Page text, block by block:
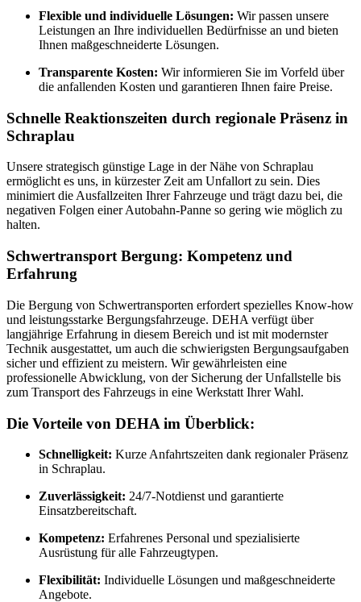
Flexible und individuelle Lösungen: Wir passen unsere
Leistungen an Ihre individuellen Bedürfnisse an und bieten
Ihnen maßgeschneiderte Lösungen.
Transparente Kosten: Wir informieren Sie im Vorfeld über
die anfallenden Kosten und garantieren Ihnen faire Preise.
Schnelle Reaktionszeiten durch regionale Präsenz in
Schraplau
Unsere strategisch günstige Lage in der Nähe von Schraplau
ermöglicht es uns, in kürzester Zeit am Unfallort zu sein. Dies
minimiert die Ausfallzeiten Ihrer Fahrzeuge und trägt dazu bei, die
negativen Folgen einer Autobahn-Panne so gering wie möglich zu
halten.
Schwertransport Bergung: Kompetenz und
Erfahrung
Die Bergung von Schwertransporten erfordert spezielles Know-how
und leistungsstarke Bergungsfahrzeuge. DEHA verfügt über
langjährige Erfahrung in diesem Bereich und ist mit modernster
Technik ausgestattet, um auch die schwierigsten Bergungsaufgaben
sicher und effizient zu meistern. Wir gewährleisten eine
professionelle Abwicklung, von der Sicherung der Unfallstelle bis
zum Transport des Fahrzeugs in eine Werkstatt Ihrer Wahl.
Die Vorteile von DEHA im Überblick:
Schnelligkeit: Kurze Anfahrtszeiten dank regionaler Präsenz
in Schraplau.
Zuverlässigkeit: 24/7-Notdienst und garantierte
Einsatzbereitschaft.
Kompetenz: Erfahrenes Personal und spezialisierte
Ausrüstung für alle Fahrzeugtypen.
Flexibilität: Individuelle Lösungen und maßgeschneiderte
Angebote.